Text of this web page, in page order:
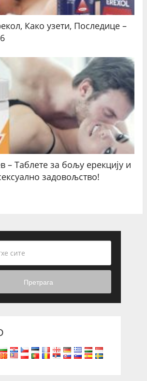
Како узети, Последице –
– Таблете за бољу ерекцију и
задовољство!
Претрага